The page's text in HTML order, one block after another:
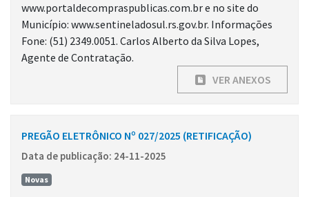
www.portaldecompraspublicas.com.br e no site do
Município: www.sentineladosul.rs.gov.br. Informações
Fone: (51) 2349.0051. Carlos Alberto da Silva Lopes,
Agente de Contratação.
VER ANEXOS
PREGÃO ELETRÔNICO Nº 027/2025 (RETIFICAÇÃO)
Data de publicação: 24-11-2025
Novas